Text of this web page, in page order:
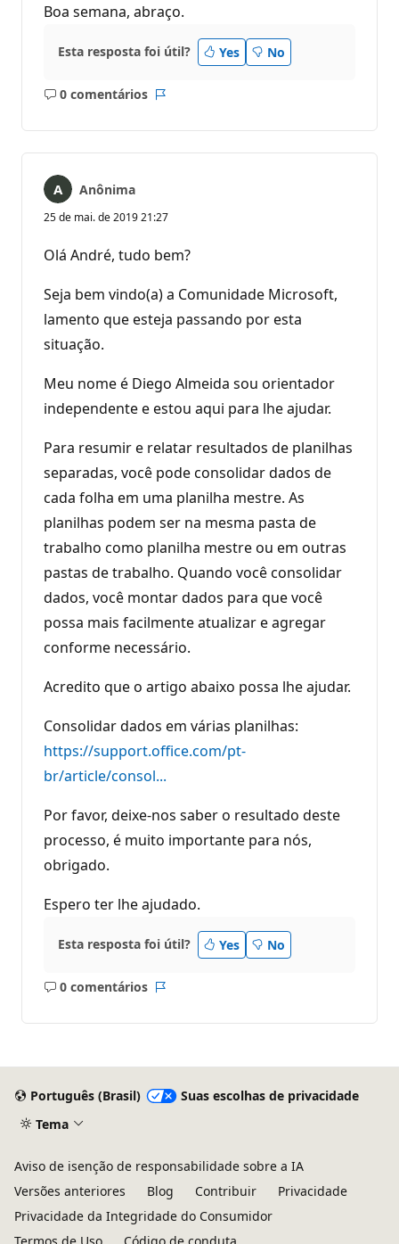
Boa semana, abraço.
Esta resposta foi útil? Yes No
0 comentários
Sem
Anônima
25 de mai. de 2019 21:27
Olá André, tudo bem?
Seja bem vindo(a) a Comunidade Microsoft,
lamento que esteja passando por esta
situação.
Meu nome é Diego Almeida sou orientador
independente e estou aqui para lhe ajudar.
Para resumir e relatar resultados de planilhas
separadas, você pode consolidar dados de
cada folha em uma planilha mestre. As
planilhas podem ser na mesma pasta de
trabalho como planilha mestre ou em outras
pastas de trabalho. Quando você consolidar
dados, você montar dados para que você
possa mais facilmente atualizar e agregar
conforme necessário.
Acredito que o artigo abaixo possa lhe ajudar.
Consolidar dados em várias planilhas:
https://support.office.com/pt-
br/article/consol...
Por favor, deixe-nos saber o resultado deste
processo, é muito importante para nós,
obrigado.
Espero ter lhe ajudado.
Esta resposta foi útil? Yes No
0 comentários
Sem
Português (Brasil)
Suas escolhas de privacidade
Tema
Aviso de isenção de responsabilidade sobre a IA
Versões anteriores
Blog Contribuir
Privacidade
Privacidade da Integridade do Consumidor